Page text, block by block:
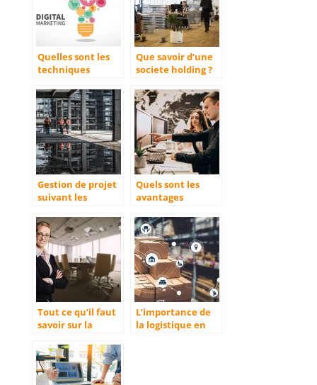
Quelles sont les
techniques
utiliser en 2022
pour booster son
developpement ?
Que savoir d’une
societe holding ?
Gestion de projet
suivant les
Quels sont les
avantages
entreprise en
informatique ?
Tout ce qu’il faut
savoir sur la
actions simplifiée
(SAS)
L’importance de
la logistique en